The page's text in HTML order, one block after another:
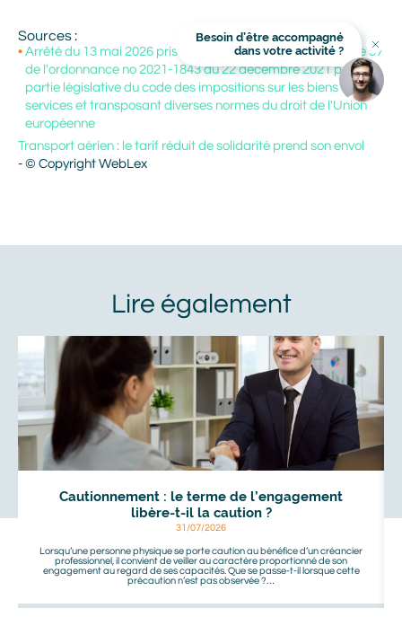
Sources :
Arrêté du 13 mai 2026 pris en application du 11° de l'article 37
de l'ordonnance no 2021-1843 du 22 décembre 2021 portant
partie législative du code des impositions sur les biens et
services et transposant diverses normes du droit de l'Union
européenne
Transport aérien : le tarif réduit de solidarité prend son envol
- © Copyright WebLex
voir
aussi
Cautionnement : le terme de l’engagement
libère-t-il la caution ?
31/07/2026
Lorsqu’une personne physique se porte caution au bénéfice d’un créancier
professionnel, il convient de veiller au caractère proportionné de son
engagement au regard de ses capacités. Que se passe-t-il lorsque cette
précaution n’est pas observée ?…
Image
Image
Titre
Besoin d’être accompagné
dans votre activité ?
En cliquant sur Valider, vous avez lu et accepté la Politique
de protection des données personnelles Alliance Mozaik. Je
communique mes coordonnées afin que Alliance Mozaik
m'informe des produits et services de Alliance Mozaik qui
peuvent me correspondre. Je sais que je peux demander à
Alliance Mozaik de cesser toute communication avec moi à
tout moment. J'accepte de recevoir des messages
personnalisés de marketing via le courrier électronique de la
part de Alliance Mozaik.